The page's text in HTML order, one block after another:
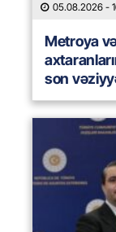
05.08.2026 -
Metroya
son